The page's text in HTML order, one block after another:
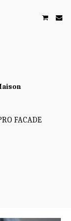
FACADE